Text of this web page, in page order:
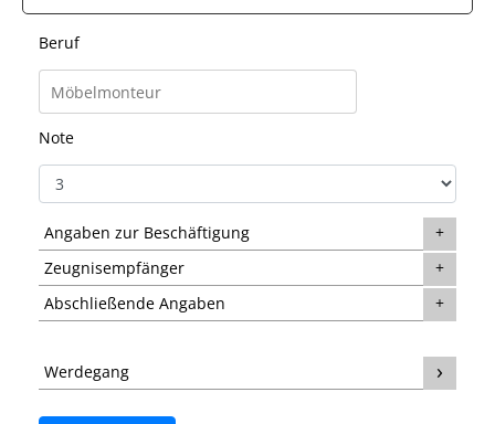
Beruf
Note
Angaben zur Beschäftigung
Zeugnisempfänger
Abschließende Angaben
Werdegang